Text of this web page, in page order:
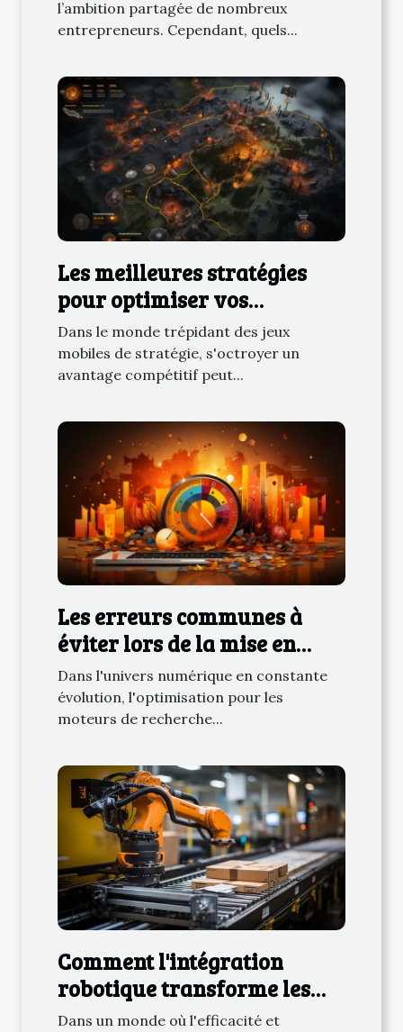
l’ambition partagée de nombreux
entrepreneurs. Cependant, quels...
Les meilleures stratégies
pour optimiser vos
performances dans les jeux
mobiles de stratégie
Dans le monde trépidant des jeux
mobiles de stratégie, s'octroyer un
avantage compétitif peut...
Les erreurs communes à
éviter lors de la mise en
place d'un audit SEO
Dans l'univers numérique en constante
évolution, l'optimisation pour les
moteurs de recherche...
Comment l'intégration
robotique transforme les
industries manufacturières
Dans un monde où l'efficacité et